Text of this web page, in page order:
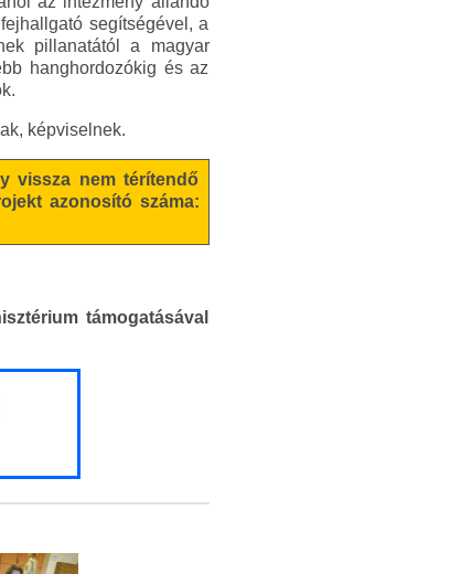
segítségével, a
pillanatától a magyar
hanghordozókig és az
képviselnek.
vissza nem térítendő
azonosító száma:
támogatásával